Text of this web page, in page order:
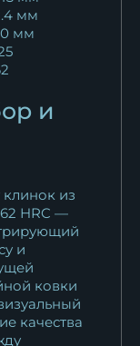
мм
мм
и
из
HRC —
и
ковки
качества